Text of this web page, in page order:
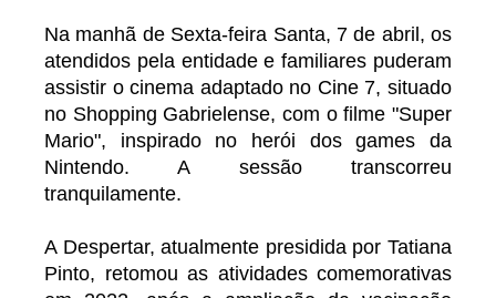
Na manhã de Sexta-feira Santa, 7 de abril, os
atendidos pela entidade e familiares puderam
assistir o cinema adaptado no Cine 7, situado
no Shopping Gabrielense, com o filme "Super
Mario", inspirado no herói dos games da
Nintendo. A sessão transcorreu
tranquilamente.
A Despertar, atualmente presidida por Tatiana
Pinto, retomou as atividades comemorativas